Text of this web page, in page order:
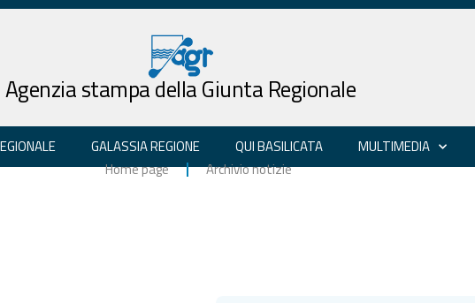
Agenzia stampa della Giunta Regionale
GALASSIA REGIONE QUI BASILICATA
MULTIMEDIA
Home page
Archivio notizie